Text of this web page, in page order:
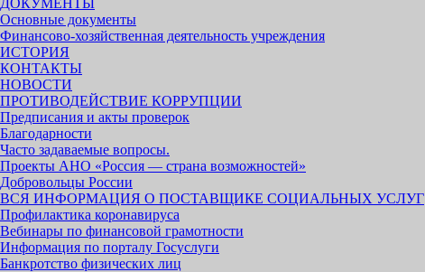
ДОКУМЕНТЫ
Основные документы
Финансово-хозяйственная деятельность учреждения
ИСТОРИЯ
КОНТАКТЫ
НОВОСТИ
ПРОТИВОДЕЙСТВИЕ КОРРУПЦИИ
Предписания и акты проверок
Благодарности
Часто задаваемые вопросы.
Проекты АНО «Россия — страна возможностей»
Добровольцы России
ВСЯ ИНФОРМАЦИЯ О ПОСТАВЩИКЕ СОЦИАЛЬНЫХ УСЛУГ
Профилактика коронавируса
Вебинары по финансовой грамотности
Информация по порталу Госуслуги
Банкротство физических лиц